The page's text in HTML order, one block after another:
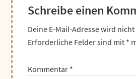
Schreibe einen
Deine E-Mail-Adresse wird
Erforderliche Felder sind mit *
Kommentar *